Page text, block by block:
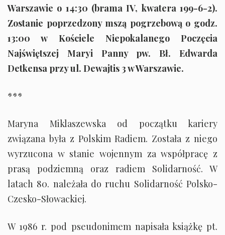
Warszawie o 14:30 (brama IV, kwatera 199-6-2).
Zostanie poprzedzony mszą pogrzebową o godz.
13:00 w Kościele Niepokalanego Poczęcia
Najświętszej Maryi Panny pw. Bł. Edwarda
Detkensa przy ul. Dewajtis 3 w Warszawie.
***
Maryna Miklaszewska od początku kariery
związana była z Polskim Radiem. Została z niego
wyrzucona w stanie wojennym za współpracę z
prasą podziemną oraz radiem Solidarność. W
latach 80. należała do ruchu Solidarność Polsko-
Czesko-Słowackiej.
W 1986 r. pod pseudonimem napisała książkę pt.